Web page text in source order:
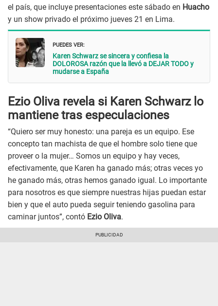
el país, que incluye presentaciones este sábado en Huacho
y un show privado el próximo jueves 21 en Lima.
PUEDES VER:
Karen Schwarz se sincera y confiesa la
DOLOROSA razón que la llevó a DEJAR TODO y
mudarse a España
Ezio Oliva revela si Karen Schwarz lo
mantiene tras especulaciones
“Quiero ser muy honesto: una pareja es un equipo. Ese
concepto tan machista de que el hombre solo tiene que
proveer o la mujer… Somos un equipo y hay veces,
efectivamente, que Karen ha ganado más; otras veces yo
he ganado más, otras hemos ganado igual. Lo importante
para nosotros es que siempre nuestras hijas puedan estar
bien y que el auto pueda seguir teniendo gasolina para
caminar juntos”, contó Ezio Oliva.